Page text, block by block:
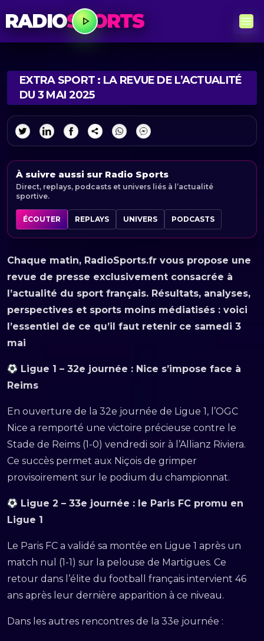
RADIOSPORTS
EXTRA SPORT : LA REVUE DE L’ACTUALITÉ
DU 3 MAI 2025
À suivre aussi sur Radio Sports
Direct, replays, podcasts et univers liés à l’actualité
sportive.
ÉCOUTER REPLAYS UNIVERS PODCASTS
Chaque matin, RadioSports.fr vous propose une
revue de presse exclusivement consacrée à
l’actualité du sport français. Résultats, analyses,
perspectives et sports moins médiatisés : voici
l’essentiel de ce qu’il faut retenir ce samedi 3
mai
Ligue 1 – 32e journée : Nice s’impose face à
Reims
En ouverture de la 32e journée de Ligue 1, l’OGC
Nice a remporté une victoire précieuse contre le
Stade de Reims (1-0) vendredi soir à l’Allianz Riviera.
Ce succès permet aux Niçois de grimper
provisoirement sur le podium du championnat.
Ligue 2 – 33e journée : le Paris FC promu en
Ligue 1
Le Paris FC a validé sa montée en Ligue 1 après un
match nul (1-1) sur la pelouse de Martigues. Ce
retour dans l’élite du football français intervient 46
ans après leur dernière apparition à ce niveau.
Dans les autres rencontres de la 33e journée :